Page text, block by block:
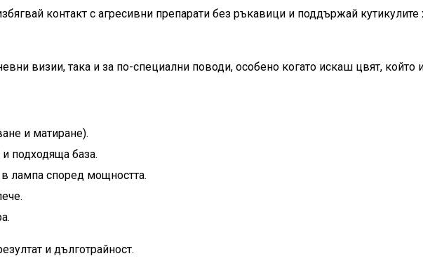
контакт с агресивни препарати без ръкавици и поддържай кутикулите
визии, така и за по-специални поводи, особено когато искаш цвят,
и матиране).
подходяща база.
лампа според мощността.
и дълготрайност.